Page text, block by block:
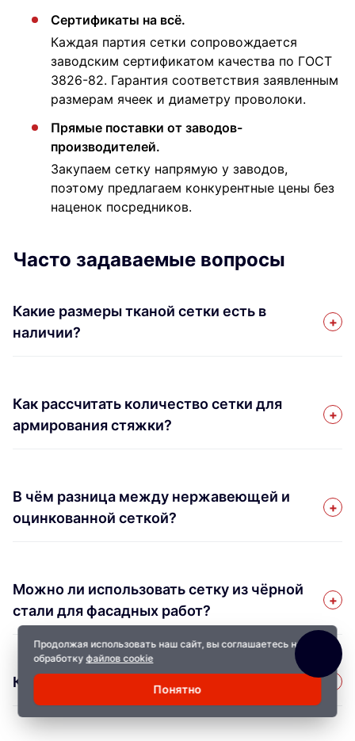
Сертификаты на всё.
Каждая партия сетки сопровождается
заводским сертификатом качества по ГОСТ
3826-82. Гарантия соответствия заявленным
размерам ячеек и диаметру проволоки.
Прямые поставки от заводов-
производителей.
Закупаем сетку напрямую у заводов,
поэтому предлагаем конкурентные цены без
наценок посредников.
Часто задаваемые вопросы
Какие размеры тканой сетки есть в
наличии?
Как рассчитать количество сетки для
армирования стяжки?
В чём разница между нержавеющей и
оцинкованной сеткой?
Можно ли использовать сетку из чёрной
стали для фасадных работ?
Какая минимальная партия для заказа?
Продолжая использовать наш сайт, вы соглашаетесь на
обработкуфайлов cookie
Понятно